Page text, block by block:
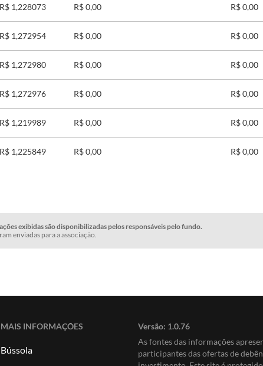
R$ 1,228073 R$ 0,00 R$ 0,00
R$ 1,272954 R$ 0,00 R$ 0,00
R$ 1,272980 R$ 0,00 R$ 0,00
R$ 1,272976 R$ 0,00 R$ 0,00
R$ 1,219989 R$ 0,00 R$ 0,00
R$ 1,225849 R$ 0,00 R$ 0,00
exibidas são disponibilizadas pelos responsáveis pelo fundo.
enviadas para a associação.
MAIS INFORMAÇÕES
Bússola
Versão: 1.0.76
As fontes das informações
participantes das ofertas de